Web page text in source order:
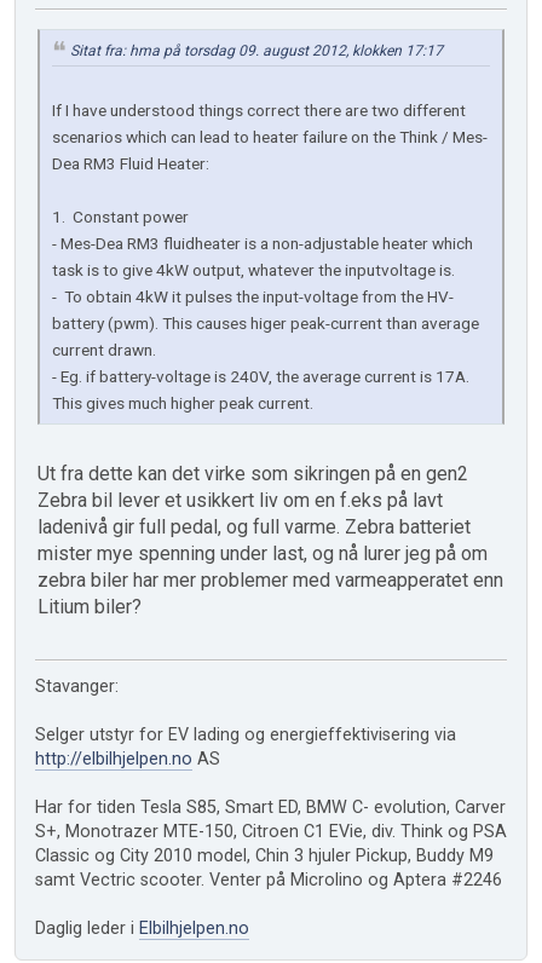
Sitat fra: hma på torsdag 09. august 2012, klokken 17:17
If I have understood things correct there are two different
scenarios which can lead to heater failure on the Think / Mes-
Dea RM3 Fluid Heater:
1. Constant power
- Mes-Dea RM3 fluidheater is a non-adjustable heater which
task is to give 4kW output, whatever the inputvoltage is.
- To obtain 4kW it pulses the input-voltage from the HV-
battery (pwm). This causes higer peak-current than average
current drawn.
- Eg. if battery-voltage is 240V, the average current is 17A.
This gives much higher peak current.
Ut fra dette kan det virke som sikringen på en gen2
Zebra bil lever et usikkert liv om en f.eks på lavt
ladenivå gir full pedal, og full varme. Zebra batteriet
mister mye spenning under last, og nå lurer jeg på om
zebra biler har mer problemer med varmeapperatet enn
Litium biler?
Stavanger:
Selger utstyr for EV lading og energieffektivisering via
http://elbilhjelpen.no AS
Har for tiden Tesla S85, Smart ED, BMW C- evolution, Carver
S+, Monotrazer MTE-150, Citroen C1 EVie, div. Think og PSA
Classic og City 2010 model, Chin 3 hjuler Pickup, Buddy M9
samt Vectric scooter. Venter på Microlino og Aptera #2246
Daglig leder i Elbilhjelpen.no